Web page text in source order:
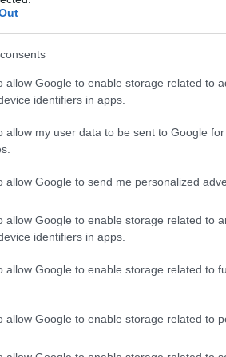
allow Google to enable storage related to
identifiers in apps.
allow my user data to be sent to Google
allow Google to send me personalized
allow Google to enable storage related to
identifiers in apps.
allow Google to enable storage related to
allow Google to enable storage related to
étvágy is megváltozhat, ami
nem feltétlenül kapcsolódnak
hanem egyszerűen azt érzik,
vagy akár a szívdobogásérzés
szétválasztani.
mély szomorúságról, pedig a kép
és koncentrációs nehézséget is
közé sorolja. Vagyis előfordulhat,
hosszabb ideje nincs jól.